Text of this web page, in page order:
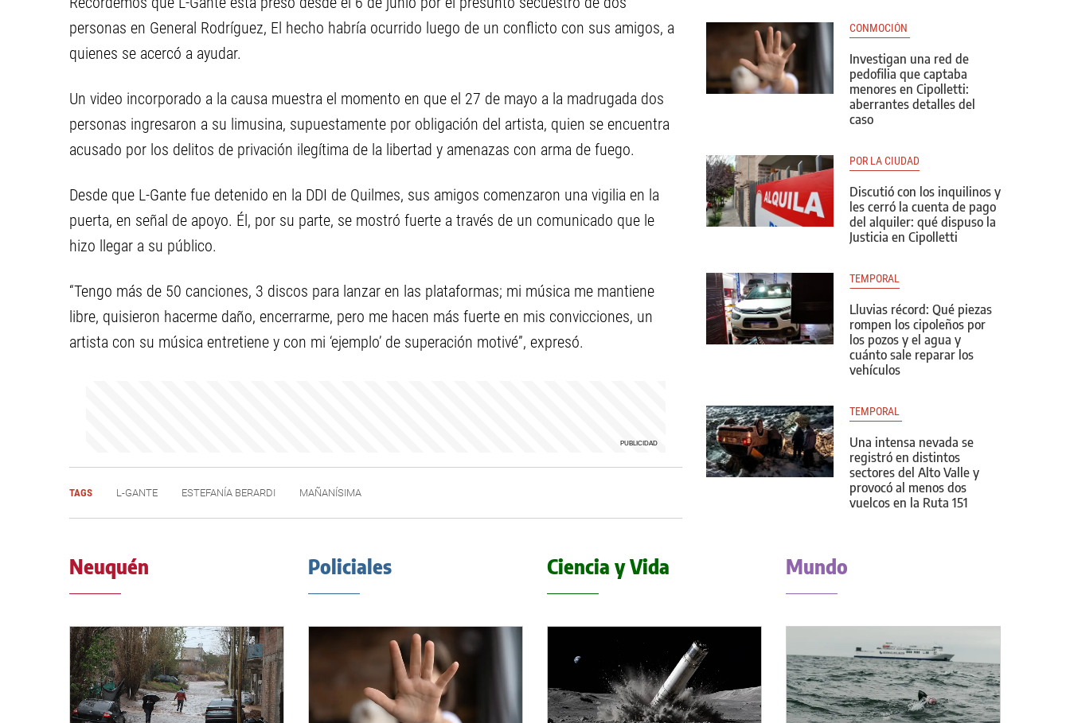
personas en General Rodríguez, El hecho habría ocurrido luego de un conflicto con sus amigos, a
quienes se acercó a ayudar.
Un video incorporado a la causa muestra el momento en que el 27 de mayo a la madrugada dos
personas ingresaron a su limusina, supuestamente por obligación del artista, quien se encuentra
acusado por los delitos de privación ilegítima de la libertad y amenazas con arma de fuego.
Desde que L-Gante fue detenido en la DDI de Quilmes, sus amigos comenzaron una vigilia en la
puerta, en señal de apoyo. Él, por su parte, se mostró fuerte a través de un comunicado que le
hizo llegar a su público.
“Tengo más de 50 canciones, 3 discos para lanzar en las plataformas; mi música me mantiene
libre, quisieron hacerme daño, encerrarme, pero me hacen más fuerte en mis convicciones, un
artista con su música entretiene y con mi ‘ejemplo’ de superación motivé”, expresó.
TAGS L-GANTE ESTEFANÍA BERARDI MAÑANÍSIMA
CONMOCIÓN
Investigan una red de
pedofilia que captaba
menores en Cipolletti:
aberrantes detalles del
caso
POR LA CIUDAD
Discutió con los inquilinos y
les cerró la cuenta de pago
del alquiler: qué dispuso la
Justicia en Cipolletti
TEMPORAL
Lluvias récord: Qué piezas
rompen los cipoleños por
los pozos y el agua y
cuánto sale reparar los
vehículos
TEMPORAL
Una intensa nevada se
registró en distintos
sectores del Alto Valle y
provocó al menos dos
vuelcos en la Ruta 151
Neuquén Policiales Ciencia y Vida Mundo